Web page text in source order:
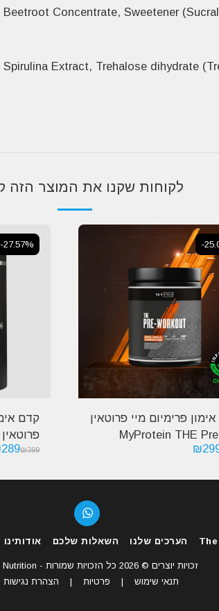
Extract, Trehalose dihydrate
לקוחות שקנו את המוצר הזה
-
פרימיום מיי פרוטאין
| ™MyProtein THE
₪
-27.57%
קדם
₪399
289
הערכים שלנו השאלות שלכם אודותינו
זכויות יוצרים © 2026 כל הזכויות שמורות -
תנאי שימוש | פרטיות | הצהרת נגישות